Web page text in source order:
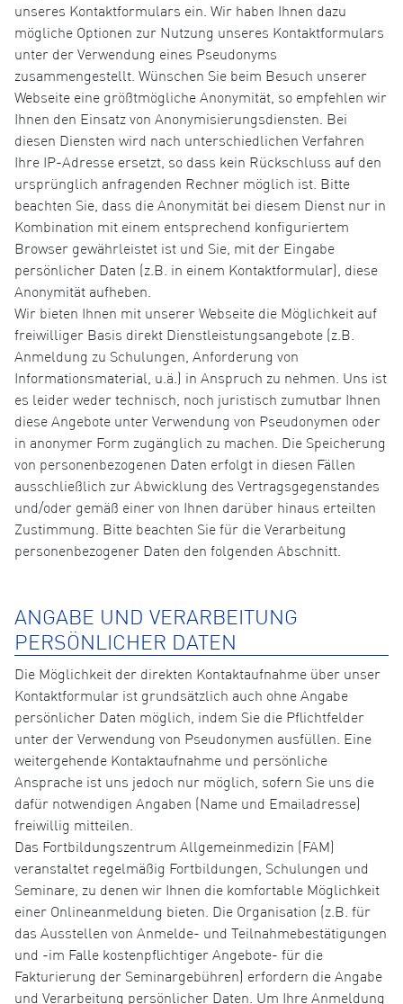
unseres Kontaktformulars ein. Wir haben Ihnen dazu
mögliche Optionen zur Nutzung unseres Kontaktformulars
unter der Verwendung eines Pseudonyms
zusammengestellt. Wünschen Sie beim Besuch unserer
Webseite eine größtmögliche Anonymität, so empfehlen wir
Ihnen den Einsatz von Anonymisierungsdiensten. Bei
diesen Diensten wird nach unterschiedlichen Verfahren
Ihre IP-Adresse ersetzt, so dass kein Rückschluss auf den
ursprünglich anfragenden Rechner möglich ist. Bitte
beachten Sie, dass die Anonymität bei diesem Dienst nur in
Kombination mit einem entsprechend konfiguriertem
Browser gewährleistet ist und Sie, mit der Eingabe
persönlicher Daten (z.B. in einem Kontaktformular), diese
Anonymität aufheben.
Wir bieten Ihnen mit unserer Webseite die Möglichkeit auf
freiwilliger Basis direkt Dienstleistungsangebote (z.B.
Anmeldung zu Schulungen, Anforderung von
Informationsmaterial, u.ä.) in Anspruch zu nehmen. Uns ist
es leider weder technisch, noch juristisch zumutbar Ihnen
diese Angebote unter Verwendung von Pseudonymen oder
in anonymer Form zugänglich zu machen. Die Speicherung
von personenbezogenen Daten erfolgt in diesen Fällen
ausschließlich zur Abwicklung des Vertragsgegenstandes
und/oder gemäß einer von Ihnen darüber hinaus erteilten
Zustimmung. Bitte beachten Sie für die Verarbeitung
personenbezogener Daten den folgenden Abschnitt.
ANGABE UND VERARBEITUNG
PERSÖNLICHER DATEN
Die Möglichkeit der direkten Kontaktaufnahme über unser
Kontaktformular ist grundsätzlich auch ohne Angabe
persönlicher Daten möglich, indem Sie die Pflichtfelder
unter der Verwendung von Pseudonymen ausfüllen. Eine
weitergehende Kontaktaufnahme und persönliche
Ansprache ist uns jedoch nur möglich, sofern Sie uns die
dafür notwendigen Angaben (Name und Emailadresse)
freiwillig mitteilen.
Das Fortbildungszentrum Allgemeinmedizin (FAM)
veranstaltet regelmäßig Fortbildungen, Schulungen und
Seminare, zu denen wir Ihnen die komfortable Möglichkeit
einer Onlineanmeldung bieten. Die Organisation (z.B. für
das Ausstellen von Anmelde- und Teilnahmebestätigungen
und -im Falle kostenpflichtiger Angebote- für die
Fakturierung der Seminargebühren) erfordern die Angabe
und Verarbeitung persönlicher Daten. Um Ihre Anmeldung